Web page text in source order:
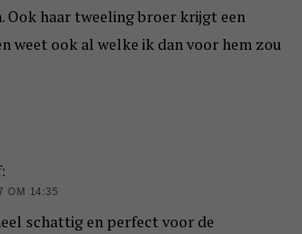
Ook haar tweeling broer krijgt een
weet ook al welke ik dan voor hem zou
OM 14:35
schattig en perfect voor de